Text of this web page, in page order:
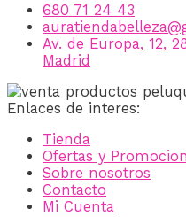
680 71 24 43
Av. de Europa, 12,
Madrid
Enlaces de interes:
Tienda
Ofertas y
Sobre nosotros
Contacto
Mi Cuenta